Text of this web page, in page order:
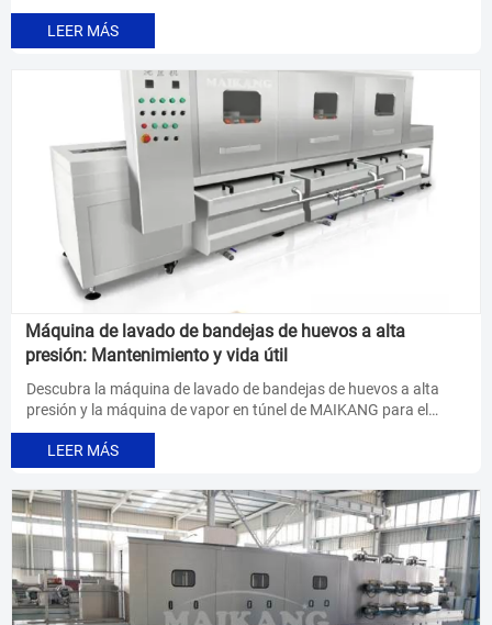
máquina lavadora de bandejas de huevos a alta presión.
Soluciones personalizadas para aumentar la eficiencia
manteniendo la calidad de los alimentos. ¡Obtenga su cotización
personalizada hoy!
LEER MÁS
Máquina de lavado de bandejas de huevos a alta
presión: Mantenimiento y vida útil
Descubra la máquina de lavado de bandejas de huevos a alta
presión y la máquina de vapor en túnel de MAIKANG para el
procesamiento de alimentos congelados. Conozca consejos
esenciales de mantenimiento para extender la vida útil del
equipo en un 30-50% mientras garantiza la eliminación del 99.7%
de las bacterias. ¡Optimice la higiene en su procesamiento de
alimentos hoy mismo!
LEER MÁS